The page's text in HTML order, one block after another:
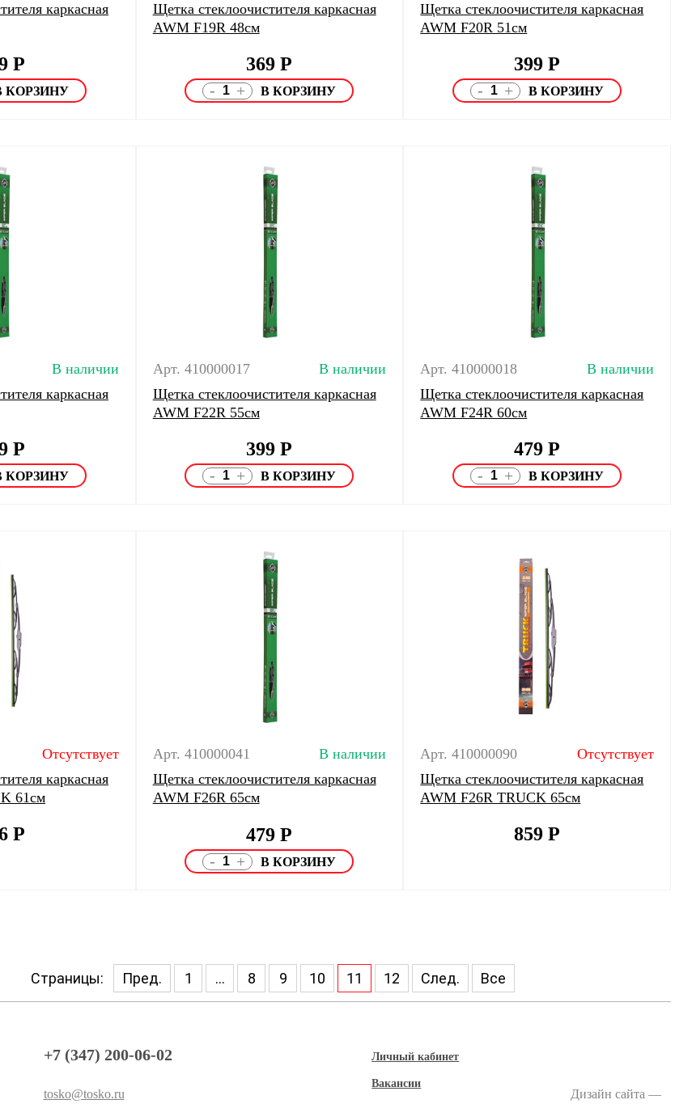
каркасная
Р
Щетка стеклоочистителя каркасная
AWM F19R 48см
369Р
- +
Щетка стеклоочистителя каркасная
AWM F20R 51см
399Р
- +
В наличии
каркасная
Р
Арт. 410000017
В наличии
Щетка стеклоочистителя каркасная
AWM F22R 55см
399Р
- +
Арт. 410000018
В наличии
Щетка стеклоочистителя каркасная
AWM F24R 60см
479Р
- +
Отсутствует
каркасная
61см
Р
Арт. 410000041
В наличии
Щетка стеклоочистителя каркасная
AWM F26R 65см
479Р
- +
Арт. 410000090
Отсутствует
Щетка стеклоочистителя каркасная
AWM F26R TRUCK 65см
859Р
Страницы: Пред. 1 ... 8 9 10 11 12 След. Все
+7 (347) 200-06-02
tosko@tosko.ru
Личный кабинет
Вакансии
Дизайн сайта —